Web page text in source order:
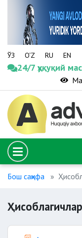
ЎЗ O‘Z RU EN
24/7 ҳуқуқий
Бош саҳифа